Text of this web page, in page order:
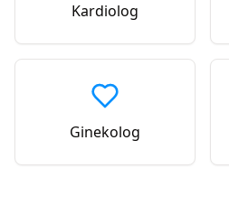
Kardiolog
Ginekolog